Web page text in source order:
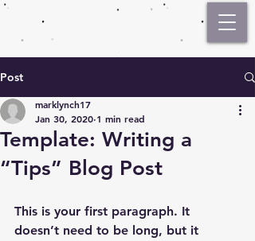
Post
Template: Writing a
“Tips” Blog Post
marklynch17
Jan 30, 2020 1 min read
This is your first paragraph. It
doesn’t need to be long, but it